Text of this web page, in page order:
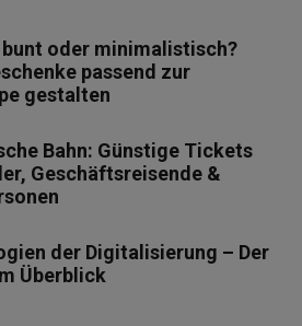
oder minimalistisch?
passend zur
gestalten
Bahn: Günstige Tickets
Geschäftsreisende &
der Digitalisierung – Der
Überblick